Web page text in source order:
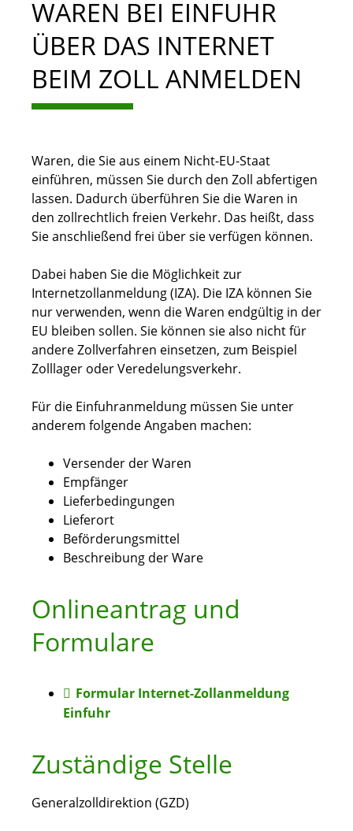
WAREN BEI EINFUHR
ÜBER DAS INTERNET
BEIM ZOLL ANMELDEN
Waren, die Sie aus einem Nicht-EU-Staat
einführen, müssen Sie durch den Zoll abfertigen
lassen. Dadurch überführen Sie die Waren in
den zollrechtlich freien Verkehr. Das heißt, dass
Sie anschließend frei über sie verfügen können.
Dabei haben Sie die Möglichkeit zur
Internetzollanmeldung (IZA). Die IZA können Sie
nur verwenden, wenn die Waren endgültig in der
EU bleiben sollen. Sie können sie also nicht für
andere Zollverfahren einsetzen, zum Beispiel
Zolllager oder Veredelungsverkehr.
Für die Einfuhranmeldung müssen Sie unter
anderem folgende Angaben machen:
Versender der Waren
Empfänger
Lieferbedingungen
Lieferort
Beförderungsmittel
Beschreibung der Ware
Onlineantrag und
Formulare
Formular Internet-Zollanmeldung
Einfuhr
Zuständige Stelle
Generalzolldirektion (GZD)